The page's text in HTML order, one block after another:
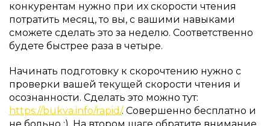
конкурентам нужно при их скорости чтения
потратить месяц, то вы, с вашими навыками
сможете сделать это за неделю. Соответственно
будете быстрее раза в четыре.
Начинать подготовку к скорочтению нужно с
проверки вашей текущей скорости чтения и
осознанности. Сделать это можно тут:
https://bukva.info/rapid/. Совершенно бесплатно и